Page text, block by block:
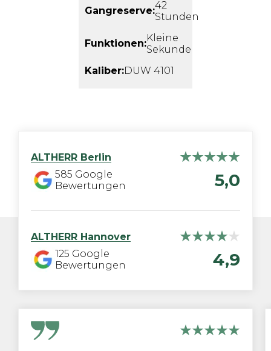
Gangreserve:42
Stunden
Funktionen:Kleine
Sekunde
Kaliber:DUW 4101
ALTHERR Berlin
585 Google
Bewertungen
5,0
ALTHERR Hannover
125 Google
Bewertungen
4,9